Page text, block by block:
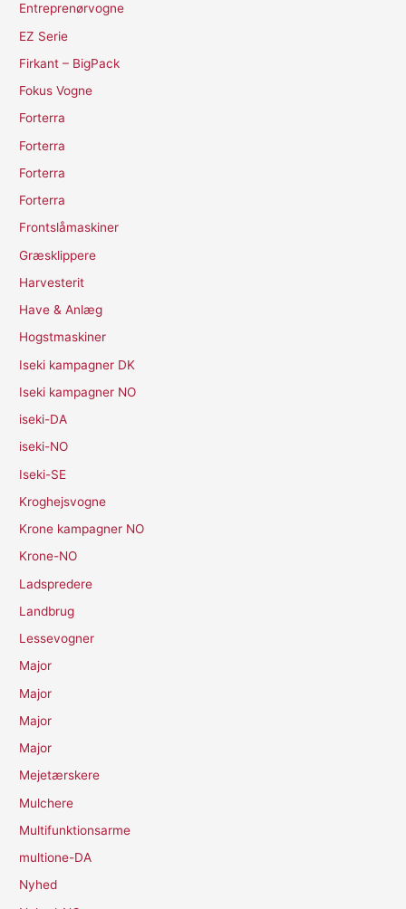
Entreprenørvogne
EZ Serie
Firkant – BigPack
Fokus Vogne
Forterra
Forterra
Forterra
Forterra
Frontslåmaskiner
Græsklippere
Harvesterit
Have & Anlæg
Hogstmaskiner
Iseki kampagner DK
Iseki kampagner NO
iseki-DA
iseki-NO
Iseki-SE
Kroghejsvogne
Krone kampagner NO
Krone-NO
Ladspredere
Landbrug
Lessevogner
Major
Major
Major
Major
Mejetærskere
Mulchere
Multifunktionsarme
multione-DA
Nyhed